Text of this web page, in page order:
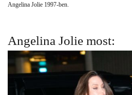
Angelina Jolie 1997-ben.
Angelina Jolie most: